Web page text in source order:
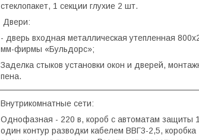
стеклопакет, 1 секции глухие 2 шт.
Двери:
- дверь входная металлическая утепленная
мм-фирмы «Бульдорс»;
Заделка стыков установки окон и дверей,
пена.
Внутрикомнатные сети:
Однофазная - 220 в, короб с автоматам защиты
один контур разводки кабелем ВВГ3-2,5, коробка